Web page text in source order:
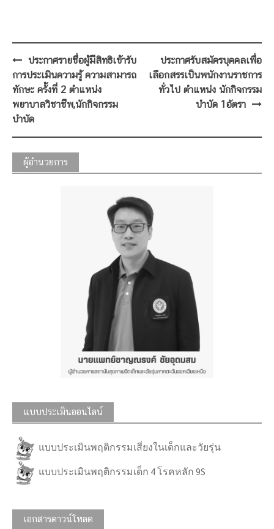
Post
navigation
ประกาศรายชื่อผู้มีสิทธิเข้ารับ
การประเมินความรู้ ความสามารถ
ทักษะ ครั้งที่ 2 ตำแหน่ง
พยาบาลวิชาชีพ,นักกิจกรรม
บำบัด
ประกาศรับสมัครบุคคลเพื่อ
เลือกสรรเป็นพนักงานราชการ
ทั่วไป ตำแหน่ง นักกิจกรรม
บำบัด 1อัตรา
ผู้อำนวยการ
แบบประเมินออนไลน์
แบบประเมินพฤติกรรมเสี่ยงในเด็กและวัยรุ่น
แบบประเมินพฤติกรรมเด็ก 4 โรคหลัก 9S
เอกสารดาวน์โหลด